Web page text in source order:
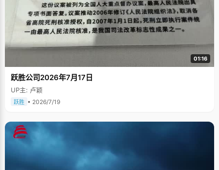
01:16
跃胜公司2026年7月17日
UP主: 卢颖
跃胜 • 2026/7/19